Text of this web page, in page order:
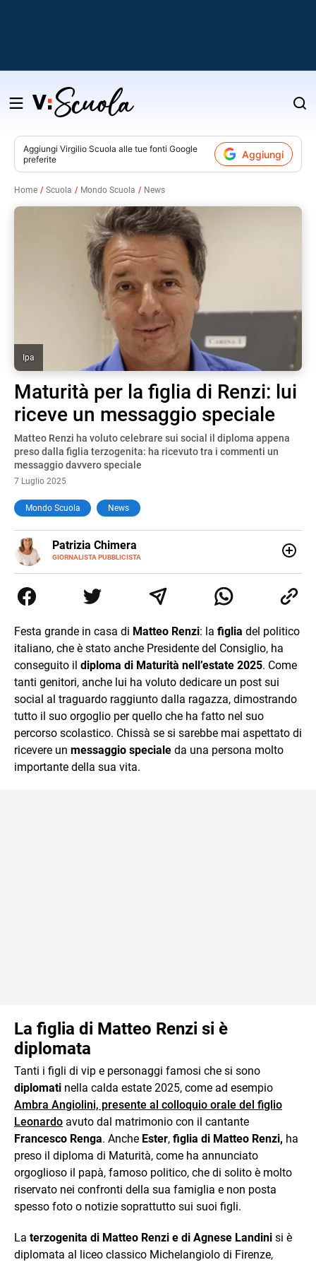
Salta
contenuto
Aggiungi Virgilio Scuola alle tue fonti Google
preferite
Aggiungi
Home Scuola Mondo Scuola News
Ipa
Maturità per la figlia di Renzi: lui
riceve un messaggio speciale
Matteo Renzi ha voluto celebrare sui social il diploma appena
preso dalla figlia terzogenita: ha ricevuto tra i commenti un
messaggio davvero speciale
7 Luglio 2025
Mondo Scuola News
Patrizia Chimera
GIORNALISTA PUBBLICISTA
E-
MAIL
LINKEDIN
collaborato con grandi gruppi editoriali e agenzie di
comunicazione specializzandosi nella scrittura di articoli
Festa grande in casa di Matteo Renzi: la figlia del politico
italiano, che è stato anche Presidente del Consiglio, ha
conseguito il diploma di Maturità nell’estate 2025. Come
tanti genitori, anche lui ha voluto dedicare un post sui
social al traguardo raggiunto dalla ragazza, dimostrando
tutto il suo orgoglio per quello che ha fatto nel suo
percorso scolastico. Chissà se si sarebbe mai aspettato di
ricevere un messaggio speciale da una persona molto
importante della sua vita.
La figlia di Matteo Renzi si è
diplomata
Tanti i figli di vip e personaggi famosi che si sono
diplomati nella calda estate 2025, come ad esempio
Ambra Angiolini, presente al colloquio orale del figlio
Leonardo avuto dal matrimonio con il cantante
Francesco Renga. Anche Ester, figlia di Matteo Renzi, ha
preso il diploma di Maturità, come ha annunciato
orgoglioso il papà, famoso politico, che di solito è molto
riservato nei confronti della sua famiglia e non posta
spesso foto o notizie soprattutto sui suoi figli.
La terzogenita di Matteo Renzi e di Agnese Landini si è
diplomata al liceo classico Michelangiolo di Firenze,